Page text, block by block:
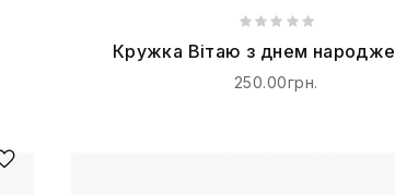
Кружка Вітаю з днем
250.00грн.